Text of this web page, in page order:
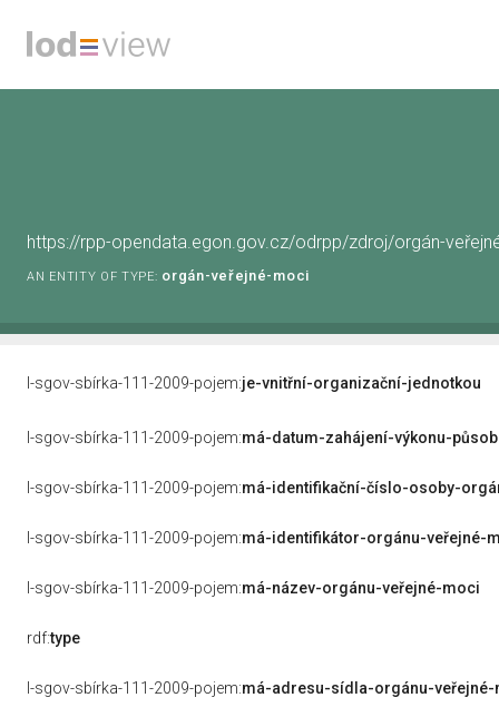
https://rpp-opendata.egon.gov.cz/odrpp/zdroj/orgán-
AN ENTITY OF TYPE: orgán-veřejné-moci
l-sgov-sbírka-111-2009-pojem:je-vnitřní-organizační-jednotkou
l-sgov-sbírka-111-2009-pojem:má-datum-zahájení-výkonu-
l-sgov-sbírka-111-2009-pojem:má-identifikační-číslo-osoby-
l-sgov-sbírka-111-2009-pojem:má-identifikátor-orgánu-veřejné-
l-sgov-sbírka-111-2009-pojem:má-název-orgánu-veřejné-moci
rdf:type
l-sgov-sbírka-111-2009-pojem:má-adresu-sídla-orgánu-